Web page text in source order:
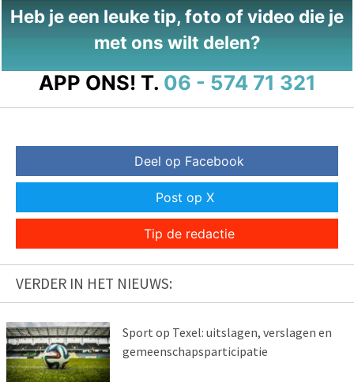
Heb je een leuke tip, foto of video die je
met ons wilt delen?
APP ONS! T. 06 - 574 71 321
Deel op Facebook
Post op X
Tip de redactie
VERDER IN HET NIEUWS:
Sport op Texel: uitslagen, verslagen en
gemeenschapsparticipatie